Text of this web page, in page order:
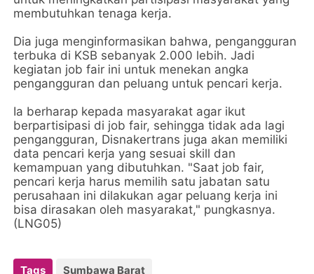
membutuhkan tenaga kerja.
Dia juga menginformasikan bahwa, pengangguran
terbuka di KSB sebanyak 2.000 lebih. Jadi
kegiatan job fair ini untuk menekan angka
pengangguran dan peluang untuk pencari kerja.
Ia berharap kepada masyarakat agar ikut
berpartisipasi di job fair, sehingga tidak ada lagi
pengangguran, Disnakertrans juga akan memiliki
data pencari kerja yang sesuai skill dan
kemampuan yang dibutuhkan. "Saat job fair,
pencari kerja harus memilih satu jabatan satu
perusahaan ini dilakukan agar peluang kerja ini
bisa dirasakan oleh masyarakat," pungkasnya.
(LNG05)
Tags Sumbawa Barat